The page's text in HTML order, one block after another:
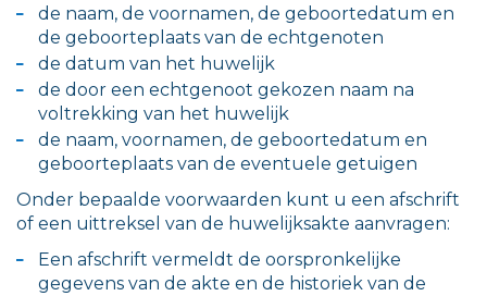
de naam, de voornamen, de geboortedatum en
de geboorteplaats van de echtgenoten
de datum van het huwelijk
de door een echtgenoot gekozen naam na
voltrekking van het huwelijk
de naam, voornamen, de geboortedatum en
geboorteplaats van de eventuele getuigen
Onder bepaalde voorwaarden kunt u een afschrift
of een uittreksel van de huwelijksakte aanvragen:
Een afschrift vermeldt de oorspronkelijke
gegevens van de akte en de historiek van de